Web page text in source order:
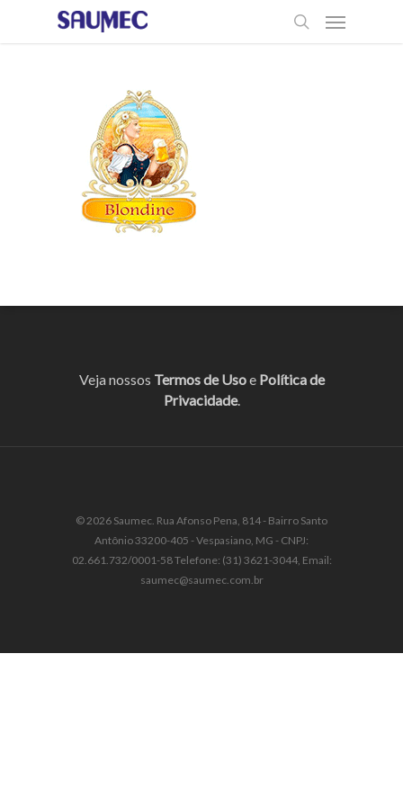
Veja nossos Termos de Usoe Política de
Privacidade.
© 2026 Saumec. Rua Afonso Pena, 814 - Bairro Santo
Antônio 33200-405 - Vespasiano, MG - CNPJ:
02.661.732/0001-58 Telefone: (31) 3621-3044, Email:
saumec@saumec.com.br